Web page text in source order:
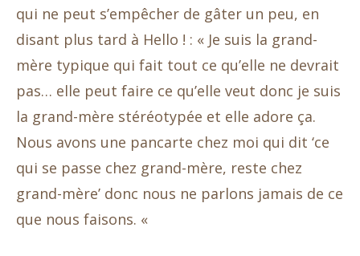
qui ne peut s’empêcher de gâter un peu, en
disant plus tard à Hello ! : « Je suis la grand-
mère typique qui fait tout ce qu’elle ne devrait
pas… elle peut faire ce qu’elle veut donc je suis
la grand-mère stéréotypée et elle adore ça.
Nous avons une pancarte chez moi qui dit ‘ce
qui se passe chez grand-mère, reste chez
grand-mère’ donc nous ne parlons jamais de ce
que nous faisons. «